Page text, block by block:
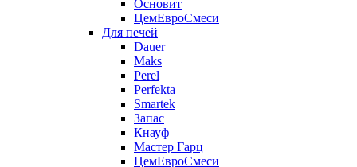
Основит
ЦемЕвроСмеси
Для печей
Dauer
Maks
Perel
Perfekta
Smartek
Запас
Кнауф
Мастер Гарц
ЦемЕвроСмеси